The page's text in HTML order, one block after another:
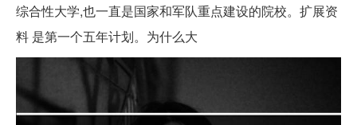
综合性大学,也一直是国家和军队重点建设的院校。扩展资
料 是第一个五年计划。为什么大